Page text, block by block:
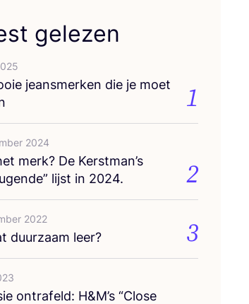
gelezen
jeans­mer­ken die je moet
1
2024
merk? De Kerstman’s
lijst in 2024. 2
2022
duur­zaam leer? 3
ont­ra­feld: H&M’s “Clo­se